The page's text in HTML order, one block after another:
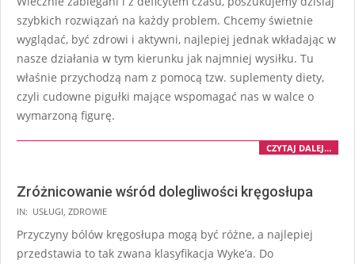
szybkich rozwiązań na każdy problem. Chcemy świetnie
wyglądać, być zdrowi i aktywni, najlepiej jednak wkładając w
nasze działania w tym kierunku jak najmniej wysiłku. Tu
właśnie przychodzą nam z pomocą tzw. suplementy diety,
czyli cudowne pigułki mające wspomagać nas w walce o
wymarzoną figurę.
CZYTAJ DALEJ…
Zróżnicowanie wśród dolegliwości kręgosłupa
IN: USŁUGI, ZDROWIE
Przyczyny bólów kręgosłupa mogą być różne, a najlepiej
przedstawia to tak zwana klasyfikacja Wyke’a. Do